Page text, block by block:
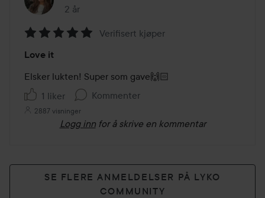
2 år
Innlegget ble opprettet 2 år
5
av
5
Verifisert kjøper
Love it
Elsker lukten! Super som gave🙌🏻
1 liker
Kommenter
2887 visninger
Logg inn for å skrive en kommentar
SE FLERE ANMELDELSER PÅ LYKO
COMMUNITY